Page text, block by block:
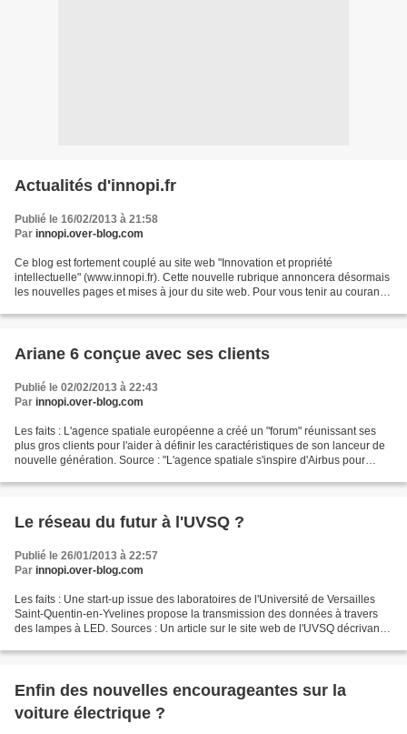
Actualités d'innopi.fr
Publié le 16/02/2013 à 21:58
Par innopi.over-blog.com
Ce blog est fortement couplé au site web "Innovation et propriété
intellectuelle" (www.innopi.fr). Cette nouvelle rubrique annoncera désormais
les nouvelles pages et mises à jour du site web. Pour vous tenir au courant
Ariane 6 conçue avec ses clients
Publié le 02/02/2013 à 22:43
Par innopi.over-blog.com
Les faits : L'agence spatiale européenne a créé un "forum" réunissant ses
plus gros clients pour l'aider à définir les caractéristiques de son lanceur de
nouvelle génération. Source : "L'agence spatiale s'inspire d'Airbus pour
Le réseau du futur à l'UVSQ ?
Publié le 26/01/2013 à 22:57
Par innopi.over-blog.com
Les faits : Une start-up issue des laboratoires de l'Université de Versailles
Saint-Quentin-en-Yvelines propose la transmission des données à travers
des lampes à LED. Sources : Un article sur le site web de l'UVSQ décrivant
Enfin des nouvelles encourageantes sur la
voiture électrique ?